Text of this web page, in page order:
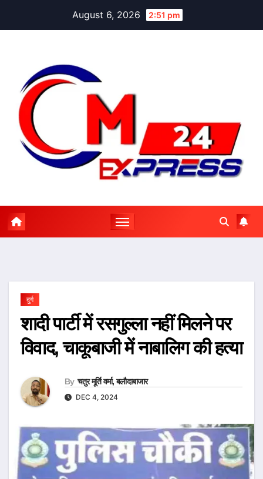
August 6, 2026 2:51 pm
दुर्ग
शादी पार्टी में रसगुल्ला नहीं मिलने पर
विवाद, चाकूबाजी में नाबालिग की हत्या
By चतुर मूर्ति वर्मा, बलौदाबाजार
DEC 4, 2024